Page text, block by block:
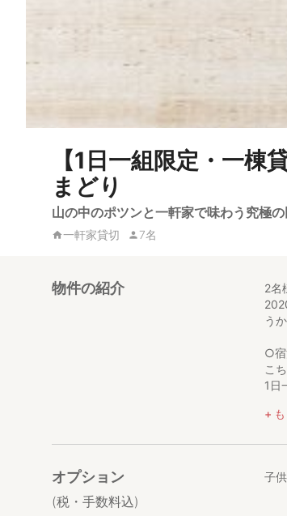
【1日一組限定・一
まどり
山の中のポツンと一軒家で味わう究極
一軒家貸切 7名
物件の紹介
2名
うか
○宿
こ
1日
13
オプション
(税・手数料込)
子